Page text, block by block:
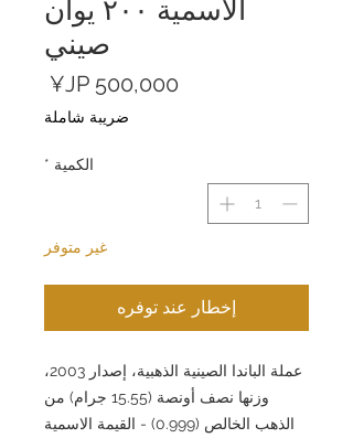
الاسمية ٢٠٠ يوان
صيني
ضريبة شاملة
الكمية *
غير متوفر
إخطار عند توفره
عملة الباندا الصينية الذهبية، إصدار 2003،
وزنها نصف أونصة (15.55 جرام) من
الذهب الخالص (0.999) - القيمة الاسمية